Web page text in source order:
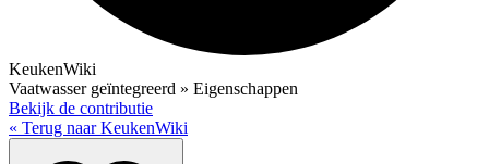
KeukenWiki
Vaatwasser geïntegreerd » Eigenschappen
Bekijk de contributie
« Terug naar KeukenWiki